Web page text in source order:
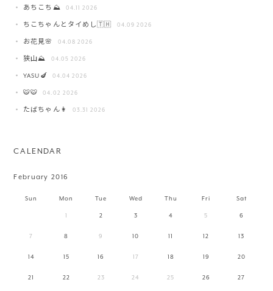
あちこち⛰️ 04.11 2026
ちこちゃんとタイめし🇹🇭 04.09 2026
お花見🌸 04.08 2026
狭山⛰️ 04.05 2026
YASU🍆 04.04 2026
🐯🐯 04.02 2026
たばちゃん👩 03.31 2026
CALENDAR
February 2016
Sun Mon Tue Wed Thu Fri Sat
1 2 3 4 5 6
7 8 9 10 11 12 13
14 15 16 17 18 19 20
21 22 23 24 25 26 27